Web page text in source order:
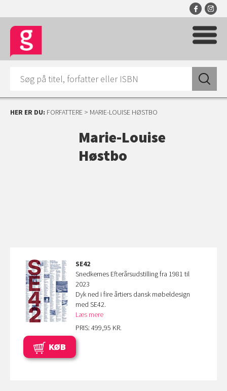
HER ER DU: FORFATTERE > MARIE-LOUISE HØSTBO
Marie-Louise
Høstbo
SE42
Snedkernes Efterårsudstilling fra 1981 til
2023
Dyk ned i fire årtiers dansk møbeldesign
med SE42.
Læs mere
PRIS: 499,95 KR.
KØB